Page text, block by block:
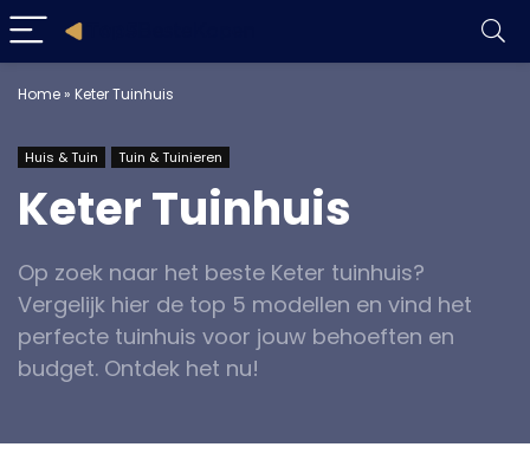
Home» Keter Tuinhuis
Huis & Tuin Tuin & Tuinieren
Keter Tuinhuis
Op zoek naar het beste Keter tuinhuis?
Vergelijk hier de top 5 modellen en vind het
perfecte tuinhuis voor jouw behoeften en
budget. Ontdek het nu!